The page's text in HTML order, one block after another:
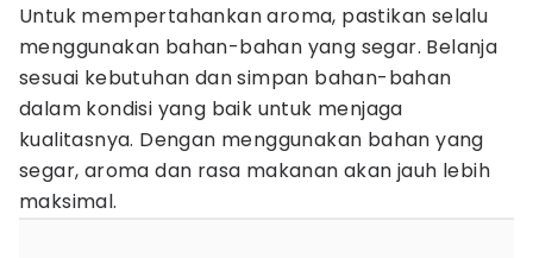
Untuk mempertahankan aroma, pastikan selalu
menggunakan bahan-bahan yang segar. Belanja
sesuai kebutuhan dan simpan bahan-bahan
dalam kondisi yang baik untuk menjaga
kualitasnya. Dengan menggunakan bahan yang
segar, aroma dan rasa makanan akan jauh lebih
maksimal.